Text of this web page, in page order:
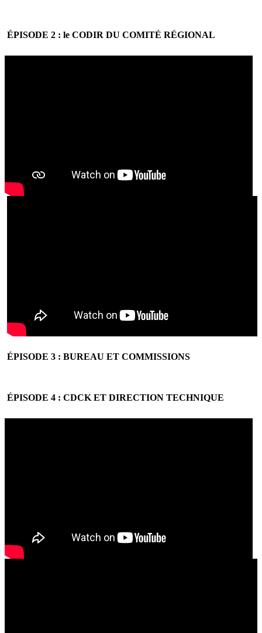
ÉPISODE 2 : le CODIR DU COMITÉ RÉGIONAL
ÉPISODE 3 : BUREAU ET COMMISSIONS
ÉPISODE 4 : CDCK ET DIRECTION TECHNIQUE